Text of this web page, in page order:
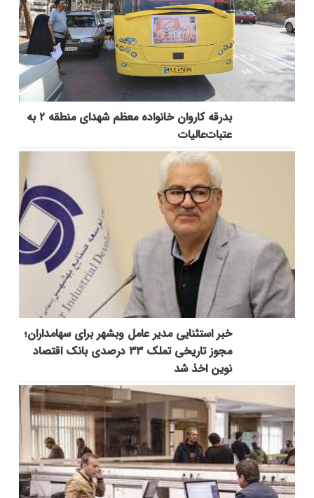
بدرقه کاروان خانواده معظم شهدای منطقه ۲ به
عتبات‌عالیات
خبر استثنایی مدیر عامل وبشهر برای سهامداران؛
مجوز تاریخی تملک ۳۳ درصدی بانک اقتصاد
نوین اخذ شد